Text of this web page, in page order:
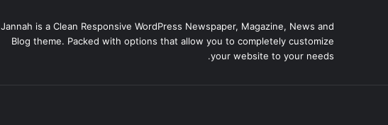
Jannah is a Clean Responsive WordPress Newspaper, Magazine, News and
Blog theme. Packed with options that allow you to completely customize
your website to your needs.